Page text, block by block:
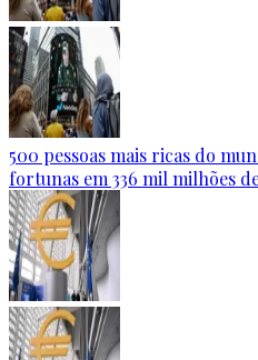
500 pessoas mais ricas do
fortunas em 336 mil milhões